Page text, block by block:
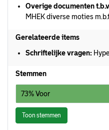
Overige documenten
MHEK diverse moties
Gerelateerde items
Schriftelijke vragen:
Stemmen
73% Voor
Toon stemmen